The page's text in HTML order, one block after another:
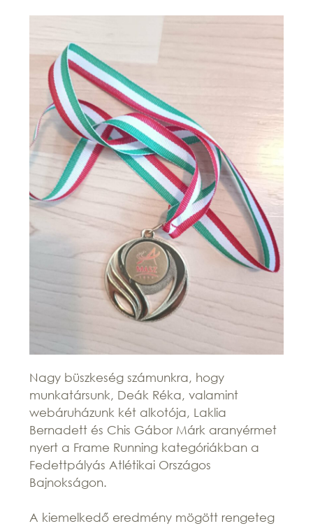
Nagy büszkeség számunkra, hogy
munkatársunk, Deák Réka, valamint
webáruházunk két alkotója, Laklia
Bernadett és Chis Gábor Márk aranyérmet
nyert a Frame Running kategóriákban a
Fedettpályás Atlétikai Országos
Bajnokságon.
A kiemelkedő eredmény mögött rengeteg